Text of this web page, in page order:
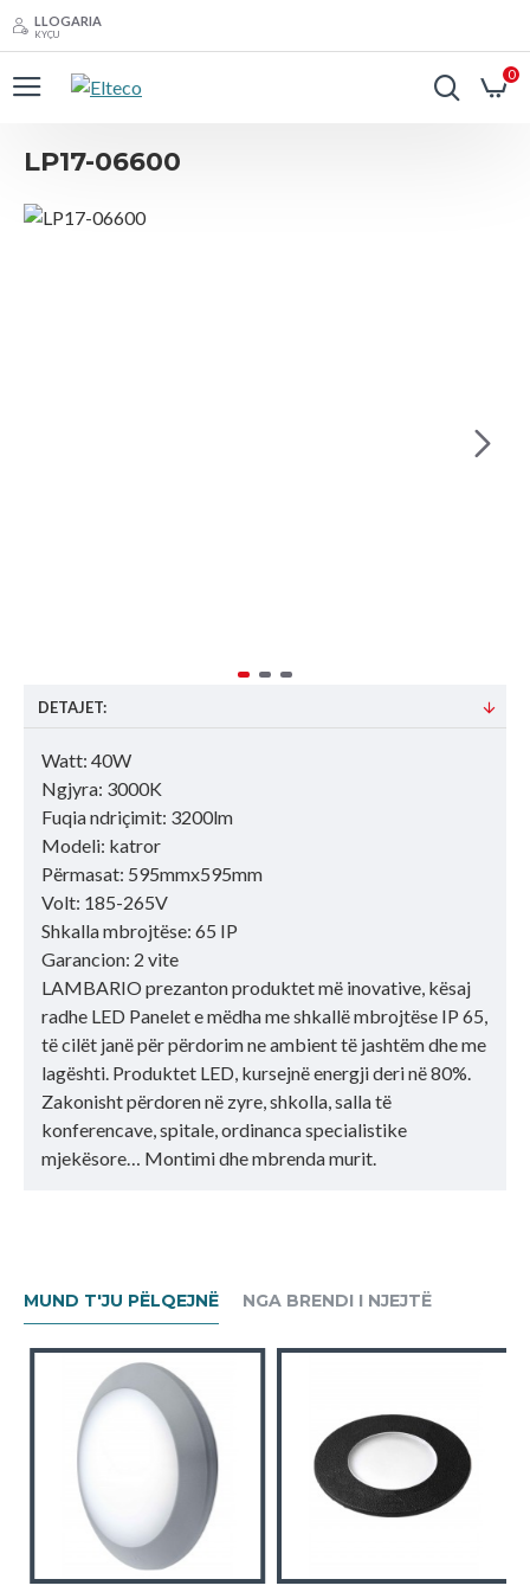
LLOGARIA
KYÇU
0
LP17-06600
DETAJET:
Watt: 40W
Ngjyra: 3000K
Fuqia ndriçimit: 3200lm
Modeli: katror
Përmasat: 595mmx595mm
Volt: 185-265V
Shkalla mbrojtëse: 65 IP
Garancion: 2 vite
LAMBARIO prezanton produktet më inovative, kësaj
radhe LED Panelet e mëdha me shkallë mbrojtëse IP 65,
të cilët janë për përdorim ne ambient të jashtëm dhe me
lagështi. Produktet LED, kursejnë energji deri në 80%.
Zakonisht përdoren në zyre, shkolla, salla të
konferencave, spitale, ordinanca specialistike
mjekësore… Montimi dhe mbrenda murit.
MUND T'JU PËLQEJNË NGA BRENDI I NJEJTË